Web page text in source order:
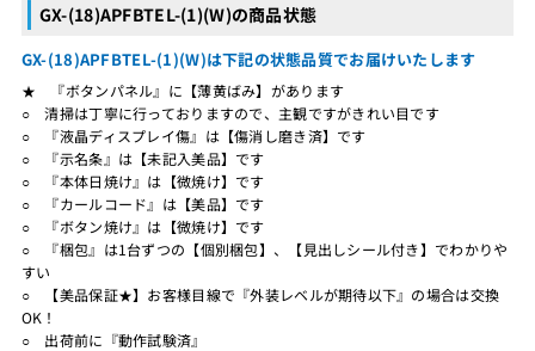
GX-(18)APFBTEL-(1)(W)の商品状態
GX-(18)APFBTEL-(1)(W)は下記の状態品質でお届けいたします
★ 『ボタンパネル』に【薄黄ばみ】があります
○ 清掃は丁寧に行っておりますので、主観ですがきれい目です
○ 『液晶ディスプレイ傷』は【傷消し磨き済】です
○ 『示名条』は【未記入美品】です
○ 『本体日焼け』は【微焼け】です
○ 『カールコード』は【美品】です
○ 『ボタン焼け』は【微焼け】です
○ 『梱包』は1台ずつの【個別梱包】、【見出しシール付き】でわかりや
すい
○ 【美品保証★】お客様目線で『外装レベルが期待以下』の場合は交換
OK！
○ 出荷前に『動作試験済』